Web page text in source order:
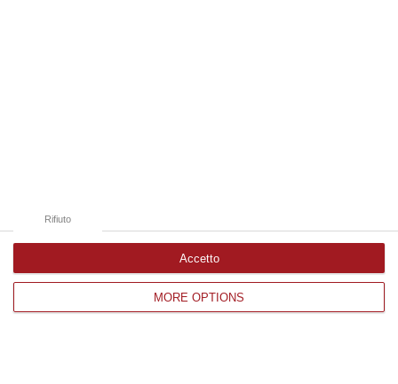
MORE OPTIONS
Rifiuto
Accetto
Corriere delle Calabria è una testata giornalistica di News&Com S.r.l
-2026. Tutti i diritti riservati.